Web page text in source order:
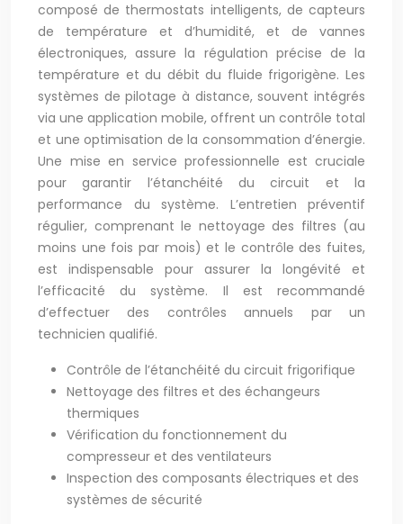
composé de thermostats intelligents, de capteurs
de température et d’humidité, et de vannes
électroniques, assure la régulation précise de la
température et du débit du fluide frigorigène. Les
systèmes de pilotage à distance, souvent intégrés
via une application mobile, offrent un contrôle total
et une optimisation de la consommation d’énergie.
Une mise en service professionnelle est cruciale
pour garantir l’étanchéité du circuit et la
performance du système. L’entretien préventif
régulier, comprenant le nettoyage des filtres (au
moins une fois par mois) et le contrôle des fuites,
est indispensable pour assurer la longévité et
l’efficacité du système. Il est recommandé
d’effectuer des contrôles annuels par un
technicien qualifié.
Contrôle de l’étanchéité du circuit frigorifique
Nettoyage des filtres et des échangeurs
thermiques
Vérification du fonctionnement du
compresseur et des ventilateurs
Inspection des composants électriques et des
systèmes de sécurité